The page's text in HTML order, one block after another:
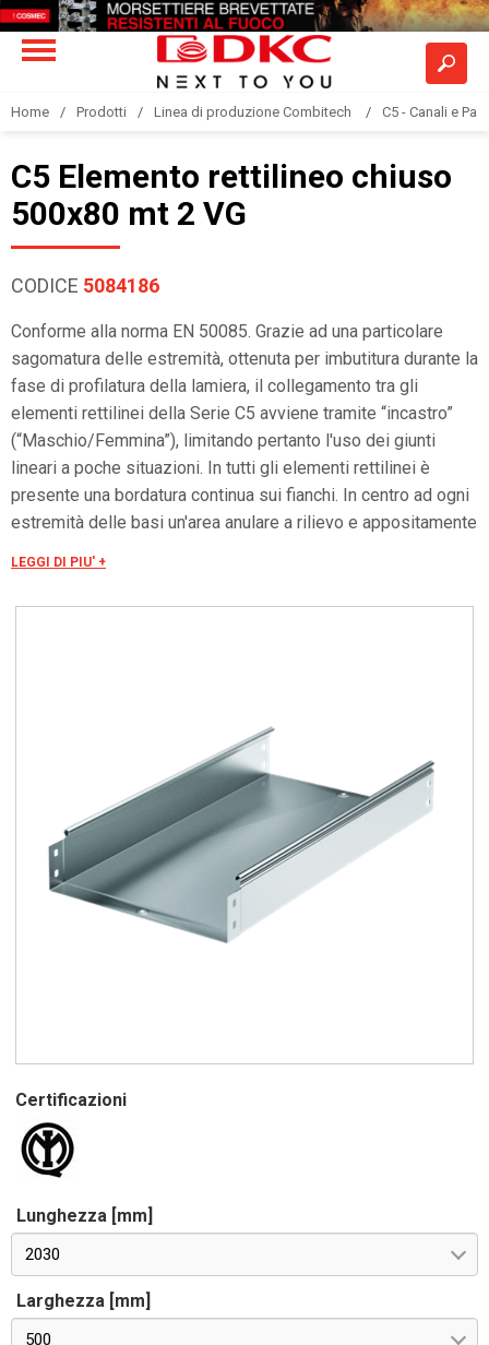
Home Prodotti Linea di produzione Combitech C5 - Canali e
C5 Elemento rettilineo chiuso
500x80 mt 2 VG
CODICE 5084186
Conforme alla norma EN 50085. Grazie ad una particolare
sagomatura delle estremità, ottenuta per imbutitura durante la
fase di profilatura della lamiera, il collegamento tra gli
elementi rettilinei della Serie C5 avviene tramite “incastro”
(“Maschio/Femmina”), limitando pertanto l'uso dei giunti
lineari a poche situazioni. In tutti gli elementi rettilinei è
presente una bordatura continua sui fianchi. In centro ad ogni
estremità delle basi un'area anulare a rilievo e appositamente
maggiore tenuta ai carichi e consente l’assemblaggio di tutti i
LEGGI DI PIU' +
Certificazioni
Lunghezza [mm]
2030
Larghezza [mm]
500